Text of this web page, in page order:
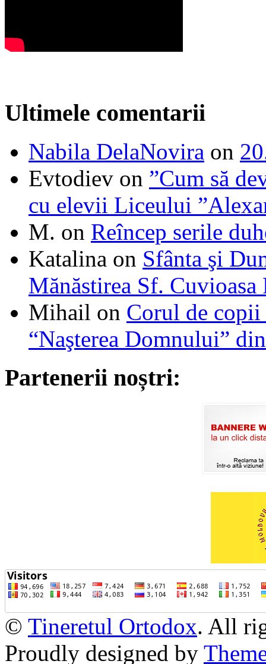
Ultimele comentarii
Nabila DelaNovira on
Evtodiev on ”Cum să
cu elevii Liceului
M. on Reîncep serile
Katalina on Sfânta şi
Mănăstirea Sf. Cuvioasa
Mihail on Corul de
“Naşterea Domnului”
Partenerii noștri:
© Tineretul Ortodox. All
Proudly designed by